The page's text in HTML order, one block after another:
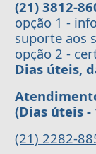
(21) 3812-
opção 1 -
suporte aos
opção 2 -
Dias úteis,
(Dias úteis -
(21) 2282-